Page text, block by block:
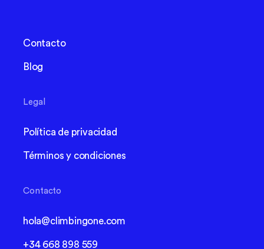
Contacto
Blog
Legal
Política de privacidad
Términos y condiciones
Contacto
hola@climbingone.com
+34 668 898 559